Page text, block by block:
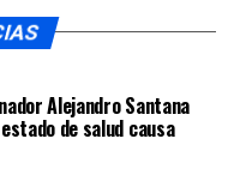
Alejandro Santana
de salud causa